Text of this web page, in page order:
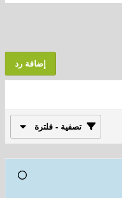
إضافة رد
تصفية - فلترة